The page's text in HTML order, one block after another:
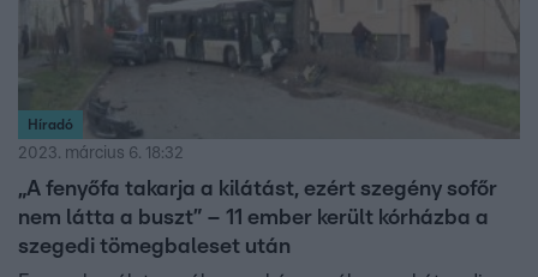
Híradó
2023. március 6. 18:32
„A fenyőfa takarja a kilátást, ezért szegény sofőr
nem látta a buszt” – 11 ember került kórházba a
szegedi tömegbaleset után